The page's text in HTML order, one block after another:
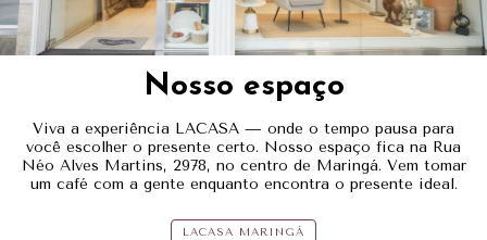
Nosso espaço
Viva a experiência LACASA — onde o tempo pausa para
você escolher o presente certo. Nosso espaço fica na Rua
Néo Alves Martins, 2978, no centro de Maringá. Vem tomar
um café com a gente enquanto encontra o presente ideal.
LACASA MARINGÁ